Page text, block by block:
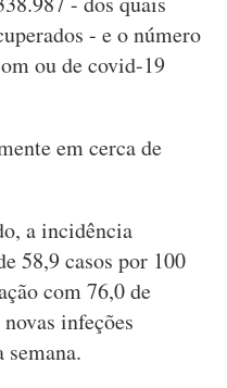
- e o número
ou de covid-19
em cerca de
a incidência
58,9 casos por 100
com 76,0 de
infeções